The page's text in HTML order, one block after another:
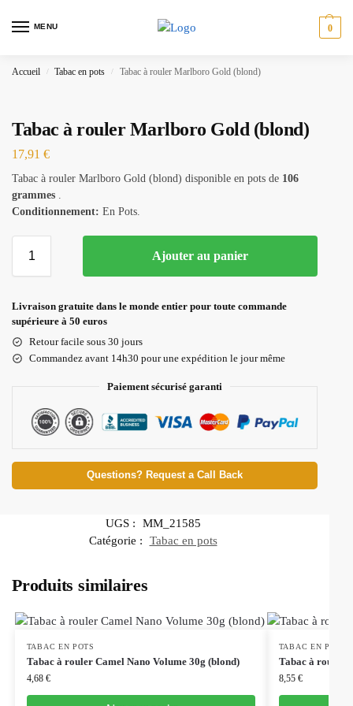
MENU 0
Accueil / Tabac en pots / Tabac à rouler Marlboro Gold (blond)
Tabac à rouler Marlboro Gold (blond)
17,91 €
Tabac à rouler Marlboro Gold (blond) disponible en pots de 106
grammes
Conditionnement: En Pots.
Ajouter au panier
Livraison gratuite dans le monde entier pour toute commande
supérieure à 50 euros
Retour facile sous 30 jours
Commandez avant 14h30 pour une expédition le jour même
Paiement sécurisé garanti
Questions? Request a Call Back
UGS :
MM_21585
Catégorie :
Tabac en pots
Produits similaires
TABAC EN POTS
Tabac à rouler Camel Nano Volume 30g (blond)
4,68 €
TABAC EN POTS
Tabac à rouler
8,55 €